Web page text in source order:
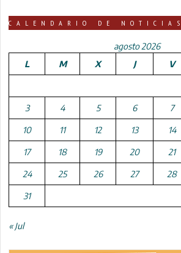
CALENDARIO DE NOTICIAS
agosto 2026
L
M X J V
3 4 5 6 7
10 11 12 13 14
17 18 19 20 21
24 25 26 27 28
31
« Jul